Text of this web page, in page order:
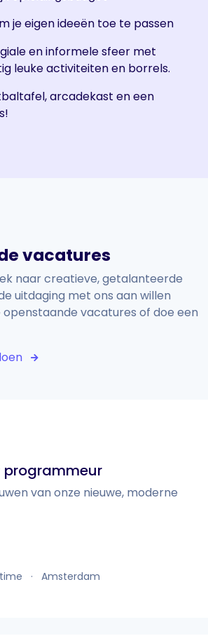
je eigen ideeën toe te passen
en informele sfeer met
leuke activiteiten en borrels.
arcadekast en een
vacatures
naar creatieve, getalanteerde
uitdaging met ons aan willen
openstaande vacatures of doe een
programmeur
van onze nieuwe, moderne
· Amsterdam